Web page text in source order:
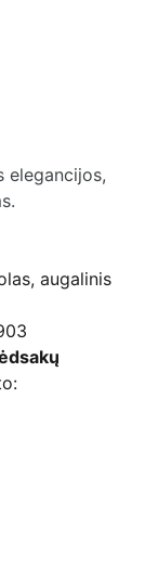
elegancijos,
augalinis